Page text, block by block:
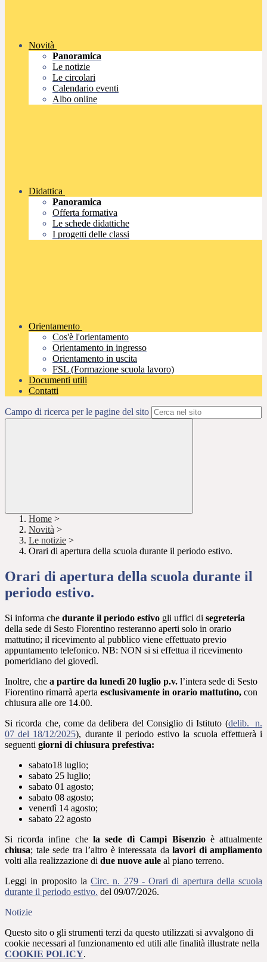
Novità
Panoramica
Le notizie
Le circolari
Calendario eventi
Albo online
Didattica
Panoramica
Offerta formativa
Le schede didattiche
I progetti delle classi
Orientamento
Cos'è l'orientamento
Orientamento in ingresso
Orientamento in uscita
FSL (Formazione scuola lavoro)
Documenti utili
Contatti
Campo di ricerca per le pagine del sito
Home >
Novità >
Le notizie >
Orari di apertura della scuola durante il periodo estivo.
Orari di apertura della scuola durante il
periodo estivo.
Si informa che durante il periodo estivo gli uffici di segreteria
della sede di Sesto Fiorentino resteranno aperti solo in orario
mattutino; il ricevimento al pubblico viene effettuato previo
appuntamento telefonico. NB: NON si si effettua il ricevimento
pomeridiano del giovedì.
Inoltre, che a partire da lunedì 20 luglio p.v. l’intera sede di Sesto
Fiorentino rimarrà aperta esclusivamente in orario mattutino, con
chiusura alle ore 14.00.
Si ricorda che, come da delibera del Consiglio di Istituto (delib. n.
07 del 18/12/2025), durante il periodo estivo la scuola effettuerà i
seguenti giorni di chiusura prefestiva:
sabato18 luglio;
sabato 25 luglio;
sabato 01 agosto;
sabato 08 agosto;
venerdì 14 agosto;
sabato 22 agosto
Si ricorda infine che la sede di Campi Bisenzioè attualmente
chiusa; tale sede tra l’altro è interessata da lavori di ampliamento
volti alla realizzazione di due nuove aule al piano terreno.
Leggi in proposito la Circ. n. 279 - Orari di apertura della scuola
durante il periodo estivo. del 09/07/2026.
Notizie
Questo sito o gli strumenti terzi da questo utilizzati si avvalgono di
cookie necessari al funzionamento ed utili alle finalità illustrate nella
COOKIE POLICY.